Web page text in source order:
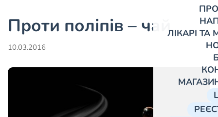
ЛІКАРІ
Проти поліпів – чай
10.03.2016